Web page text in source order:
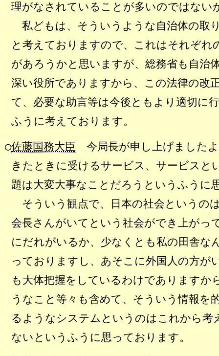
理がなされていることが多いのではない
私どもは、そういうような自治体の取
と考えておりますので、これはそれぞれ
があろうかと思いますが、総務省も自治
深い役所でありますから、この法律の改
て、必要な助言等は今後ともより適切に
ふうに考えております。
○佐藤国務大臣 今局長が申し上げました
きたときに受けるサービス、サービスと
題は大変大事なことだろうというふうに
そういう観点で、日本の社会というの
会長さんがいてという社会ができ上がっ
にだれがいるか、少なくとも私の田舎な
っておりますし、あそこに外国人の方が
も大体把握をしているわけでありますか
うなこと等々も含めて、そういう情報を
るようなシステムというのはこれから考
ないというふうに思っております。